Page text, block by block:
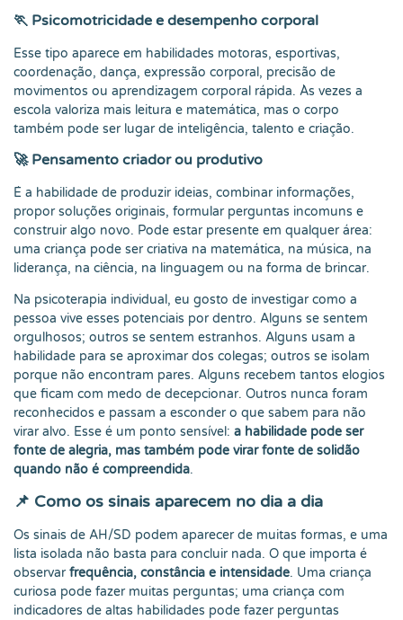
🏃 Psicomotricidade e desempenho corporal
Esse tipo aparece em habilidades motoras, esportivas,
coordenação, dança, expressão corporal, precisão de
movimentos ou aprendizagem corporal rápida. Às vezes a
escola valoriza mais leitura e matemática, mas o corpo
também pode ser lugar de inteligência, talento e criação.
🚀 Pensamento criador ou produtivo
É a habilidade de produzir ideias, combinar informações,
propor soluções originais, formular perguntas incomuns e
construir algo novo. Pode estar presente em qualquer área:
uma criança pode ser criativa na matemática, na música, na
liderança, na ciência, na linguagem ou na forma de brincar.
Na psicoterapia individual, eu gosto de investigar como a
pessoa vive esses potenciais por dentro. Alguns se sentem
orgulhosos; outros se sentem estranhos. Alguns usam a
habilidade para se aproximar dos colegas; outros se isolam
porque não encontram pares. Alguns recebem tantos elogios
que ficam com medo de decepcionar. Outros nunca foram
reconhecidos e passam a esconder o que sabem para não
virar alvo. Esse é um ponto sensível: a habilidade pode ser
fonte de alegria, mas também pode virar fonte de solidão
quando não é compreendida.
📌 Como os sinais aparecem no dia a dia
Os sinais de AH/SD podem aparecer de muitas formas, e uma
lista isolada não basta para concluir nada. O que importa é
observarfrequência, constância e intensidade. Uma criança
curiosa pode fazer muitas perguntas; uma criança com
indicadores de altas habilidades pode fazer perguntas